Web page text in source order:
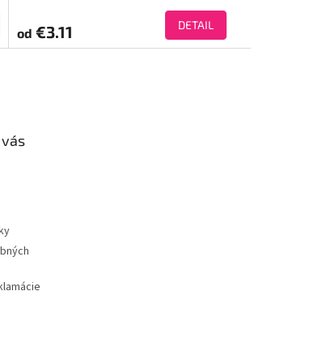
od €3.11 DETAIL